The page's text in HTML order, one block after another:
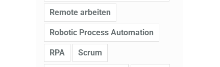
Remote arbeiten
Robotic Process Automation
RPA Scrum